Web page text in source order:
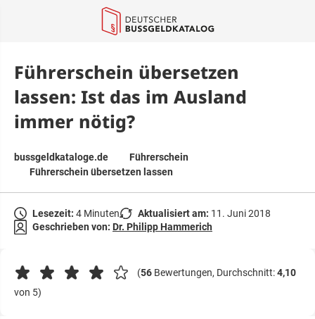
Führerschein übersetzen
lassen: Ist das im Ausland
immer nötig?
bussgeldkataloge.de
Führerschein
Führerschein übersetzen lassen
Lesezeit: 4 Minuten Aktualisiert am: 11. Juni 2018
Geschrieben von: Dr. Philipp Hammerich
(56 Bewertungen, Durchschnitt:4,10
von 5)